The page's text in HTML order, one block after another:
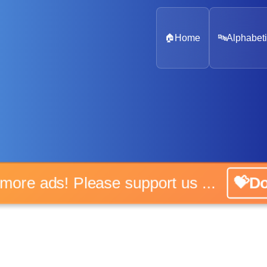
🏠 Home 🔤
ads! Please support us ...